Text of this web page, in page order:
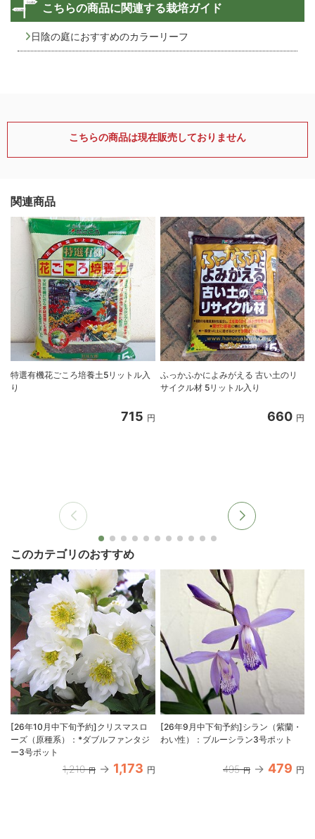
こちらの商品に関連する栽培ガイド
日陰の庭におすすめのカラーリーフ
こちらの商品は現在販売しておりません
関連商品
特選有機花ごころ培養土5リットル入
り
715 円
ふっかふかによみがえる 古い土のリ
サイクル材 5リットル入り
660 円
このカテゴリのおすすめ
[26年10月中下旬予約]クリスマスロ
ーズ（原種系）：*ダブルファンタジ
ー3号ポット
1,210 円 1,173 円
[26年9月中下旬予約]シラン（紫蘭・
わい性）：ブルーシラン3号ポット
495 円 479 円